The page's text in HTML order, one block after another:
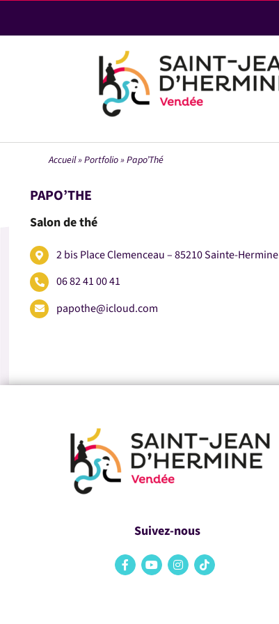
Accueil»Portfolio»Papo’Thé
PAPO’THE
Salon de thé
2 bis Place Clemenceau – 85210 Sainte-Hermine
06 82 41 00 41
papothe@icloud.com
Suivez-nous